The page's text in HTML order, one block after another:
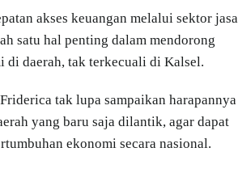
akses keuangan melalui sektor jasa
satu hal penting dalam mendorong
di daerah, tak terkecuali di Kalsel.
tak lupa sampaikan harapannya
yang baru saja dilantik, agar dapat
ekonomi secara nasional.